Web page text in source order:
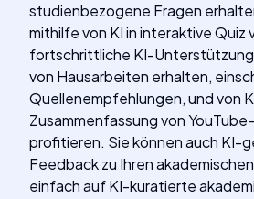
studienbezogene Fragen
mithilfe von KI in interaktive Quiz
fortschrittliche KI-Unterstützung
von Hausarbeiten erhalten,
Quellenempfehlungen, und von
Zusammenfassung von
profitieren. Sie können auch KI-
Feedback zu Ihren
einfach auf KI-kuratierte